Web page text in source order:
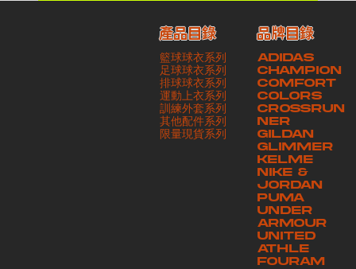
相關價目，貴客最終確認後將獲取正式完整單據，請安排繳付貨款訂金以
啟動貨品製作 4 / 商品印製 訂金核實後，4AM 團隊將隨即開始製作 5
/ 貨品提取 商品製作完成後，4AM 團隊將聯絡貴客安排貨款餘額及提取
貨品。貴客可選擇最適合的付款方式以及取貨安排
交易單據。如貴客欲更改電郵地址，請與 4AM 團隊聯絡 - 貴客的付款
記錄可透過電郵 或 WhatsApp平台（ 請註明訂單編號 ）交予4AM 團
隊核實有關款項 - 任何轉帳或換匯交易手續費等額外費用，一概不歸屬
本公司之責任 - 貴客請於收獲本公司正式訂購單據後 3 個工作天內安排
付款。如未能按期繳付所需款項，貴客須緻交因逾期所衍生之額外行政費
請與4AM團隊職員聯絡預約取貨時間｜​ ・ GoGoVan ｜即日完成配送
服務｜運費由貴客現金支付司機｜ ・ 順豐速運 ｜貨件運送需要多於2－
3個工作天｜到付｜​ - 貴客請於貨品可取日起之 10 個工作天內安排提取
貨品，如逾期未取，本公司將不予保存相關貨品。有關貨款訂金將不予歸
還，貴客仍須負責貨款餘額 - 貴客請於收貨時小心核對貨品數量及檢查
貨品品質 - 基於 S.F. Express / GoGoVan 等託運商為第三方服務，
本公司將保證貨品安全到達第三方手中。如第三方在運送過程中引致任何
有關貨品之遺失、損毀、誤投或運送延誤，本公司一律不負責
產品目錄
籃球球衣系列
足球球衣系列
排球球衣系列
運動上衣系列
訓練外套系列
其他配件系列
​限量現貨系列
ADIDAS
CHAMPION
COMFORT
COLORS
CROSSRUN
NER
GILDAN
GLIMMER
KELME
NIKE &
JORDAN
PUMA
UNDER
ARMOUR
UNITED
ATHLE
FOURAM
品牌目錄